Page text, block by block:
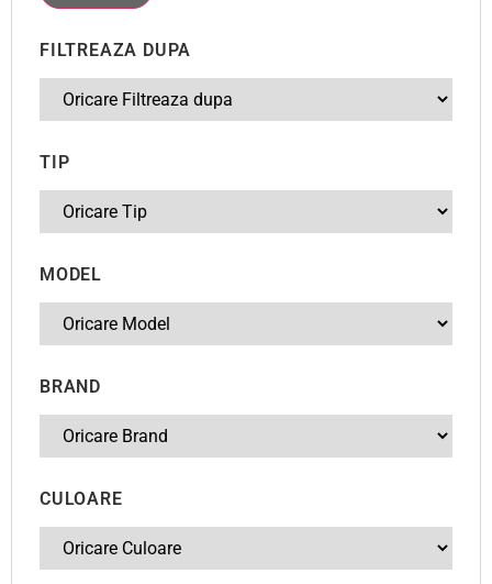
FILTREAZA DUPA
TIP
MODEL
BRAND
CULOARE